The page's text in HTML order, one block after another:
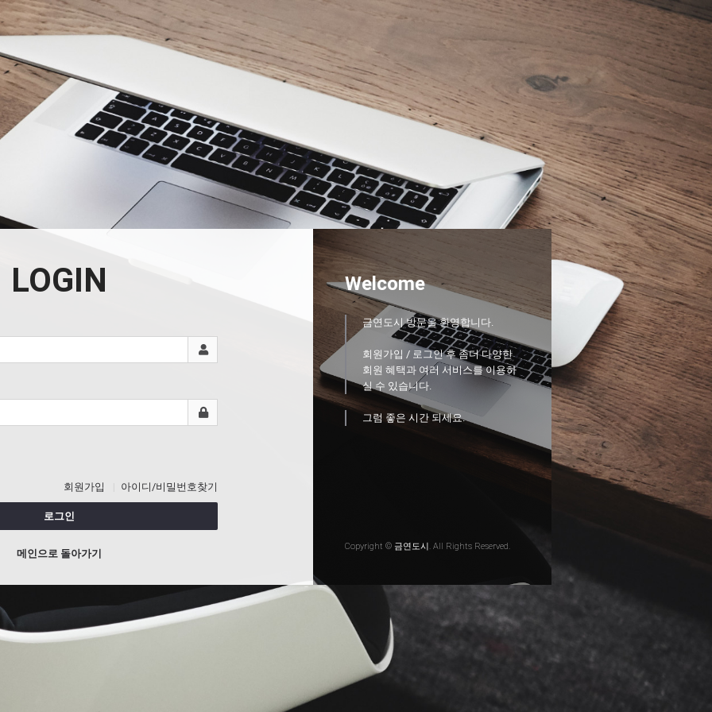
LOGIN
회원가입 아이디/비밀번호찾기
로그인
메인으로 돌아가기
Welcome
금연도시 방문을 환영합니다.
회원가입 / 로그인 후 좀더 다양한
회원 혜택과 여러 서비스를 이용하
실 수 있습니다.
그럼 좋은 시간 되세요.
Copyright © 금연도시. All Rights Reserved.